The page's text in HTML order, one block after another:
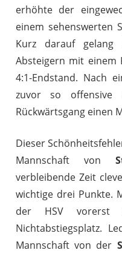
erhöhte der
einem sehenswerten
Kurz darauf gelang
Absteigern mit
4:1-Endstand. Nach
zuvor so offensive
Rückwärtsgang einen
Dieser
Mannschaft von
verbleibende Zeit
wichtige drei Punkte.
der HSV vorerst
Nichtabstiegsplatz.
Mannschaft von der